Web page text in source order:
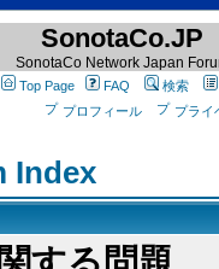
SonotaCo.JP
SonotaCo Network Japan
Top Page FAQ
検索
プロフィール
プライ
Index